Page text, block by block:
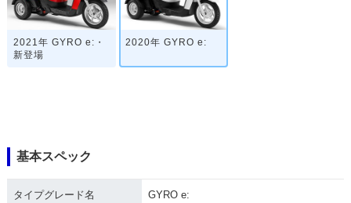
2021年 GYRO e:・
新登場
2020年 GYRO e:
基本スペック
タイプグレード名 GYRO e: